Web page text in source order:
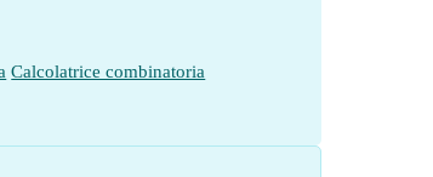
Calcolatrice combinatoria